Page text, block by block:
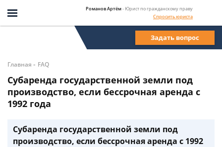
Романов Артём- Юрист по гражданскому праву
Спросить юриста
Задать вопрос
Главная - FAQ
Субаренда государственной земли под
производство, если бессрочная аренда с
1992 года
Субаренда государственной земли под
производство, если бессрочная аренда с 1992